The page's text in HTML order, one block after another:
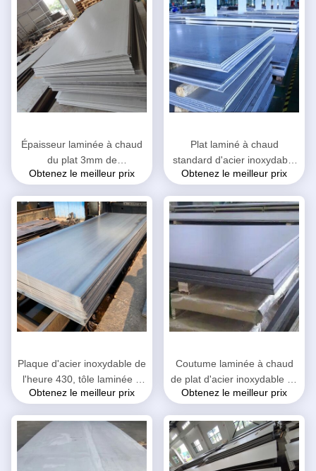
Épaisseur laminée à chaud
du plat 3mm de
feuille d'acier inoxydable
Obtenez le meilleur prix
Plat laminé à chaud
standard d'acier inoxydable
d'ASME épaisseur de 3.0mm
Obtenez le meilleur prix
Plaque d'acier inoxydable de
l'heure 430, tôle laminée à
chaud pour l'équipement
Obtenez le meilleur prix
Coutume laminée à chaud
de plat d'acier inoxydable de
haute performance coupée à
Obtenez le meilleur prix